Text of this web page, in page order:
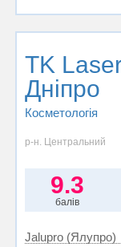
TK
Дніпро
Косметологія
р-н. Центральний
9.3
балів
Jalupro (Ялупро)